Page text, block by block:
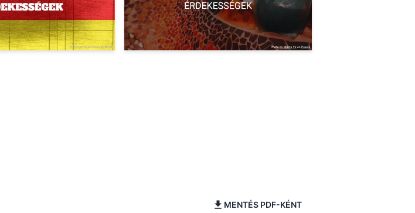
MENTÉS PDF-KÉNT